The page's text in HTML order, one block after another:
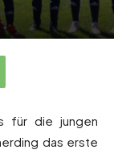
für die jungen
das erste